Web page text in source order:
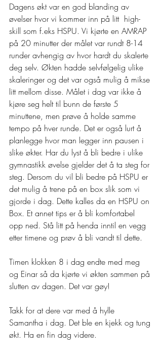
Dagens økt var en god blanding av
øvelser hvor vi kommer inn på litt  high-
skill som f.eks HSPU. Vi kjørte en AMRAP
på 20 minutter der målet var rundt 8-14
runder avhengig av hvor hardt du skalerte
deg selv. Økten hadde selvfølgelig ulike
skaleringer og det var også mulig å mikse
litt mellom disse. Målet i dag var ikke å
kjøre seg helt til bunn de første 5
minuttene, men prøve å holde samme
tempo på hver runde. Det er også lurt å
planlegge hvor man legger inn pausen i
slike økter. Har du lyst å bli bedre i ulike
gymnastikk øvelse gjelder det å ta steg for
steg. Dersom du vil bli bedre på HSPU er
det mulig å trene på en box slik som vi
gjorde i dag. Dette kalles da en HSPU on
Box. Et annet tips er å bli komfortabel
opp ned. Stå litt på henda inntil en vegg
etter timene og prøv å bli vandt til dette.
Timen klokken 8 i dag endte med meg
og Einar så da kjørte vi økten sammen på
slutten av dagen. Det var gøy!
Takk for at dere var med å hylle
Samantha i dag. Det ble en kjekk og tung
økt. Ha en fin dag videre.